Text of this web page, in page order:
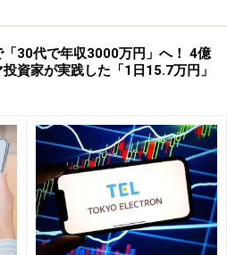
ミックコンデンサを取り扱っ
に使われるコンデンサーでは
にも欠かせない部品です。ス
のインターネット）、高速・
ある5Gなどにも多く使われま
「30代で年収3000万円」へ！ 4億
資家が実践した「1日15.7万円」